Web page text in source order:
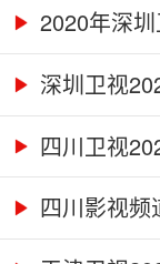
2020年深
深圳卫视
四川卫视
四川影视频